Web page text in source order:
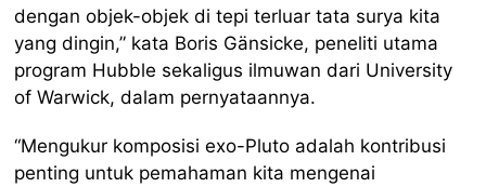
dengan objek-objek di tepi terluar tata surya kita
yang dingin,” kata Boris Gänsicke, peneliti utama
program Hubble sekaligus ilmuwan dari University
of Warwick, dalam pernyataannya.
“Mengukur komposisi exo-Pluto adalah kontribusi
penting untuk pemahaman kita mengenai